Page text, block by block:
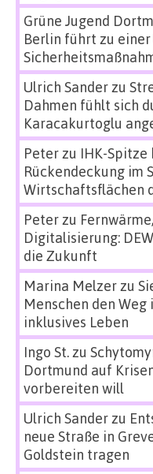
Grüne Jugend
Berlin führt zu
Ulrich Sanderzu
Dahmen fühlt sich
Karacakurtoglu
Peterzu IHK-Spitze
Rückendeckung im
Wirtschaftsflächen
Peterzu
Digitalisierung:
die Zukunft
Marina Melzerzu
Menschen den
inklusives Leben
Ingo St.zu
Dortmund auf
vorbereiten will
Ulrich Sanderzu
neue Straße in
Goldstein tragen